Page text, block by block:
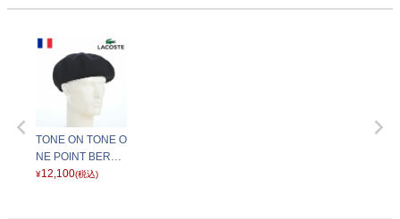
TONE ON TONE O
NE POINT BERET
（トーンオントー
¥12,100(税込)